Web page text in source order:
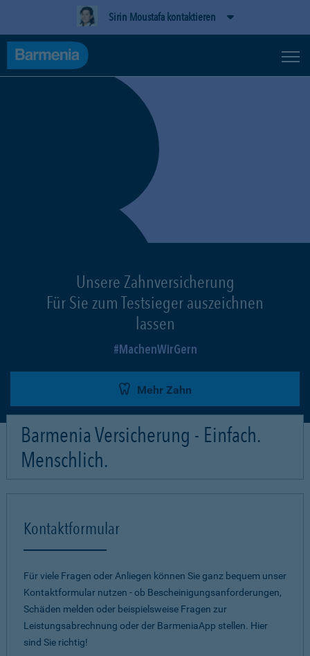
Sirin Moustafa kontaktieren
Unsere Zahnversicherung
Für Sie zum Testsieger auszeichnen
lassen
MachenWirGern
Mehr Zahn
Barmenia Versicherung - Einfach.
Menschlich.
Kontaktformular
Für viele Fragen oder Anliegen können Sie ganz bequem unser
Kontaktformular nutzen - ob Bescheinigungsanforderungen,
Schäden melden oder beispielsweise Fragen zur
Leistungsabrechnung oder der BarmeniaApp stellen. Hier
sind Sie richtig!